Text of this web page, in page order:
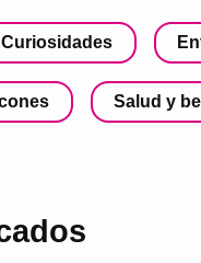
Curiosidades
Salud y